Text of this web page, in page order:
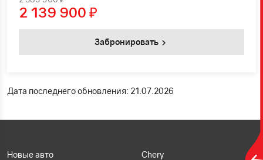
2 139 900 ₽
Забронировать
Дата последнего обновления: 21.07.2026
Новые авто
Chery